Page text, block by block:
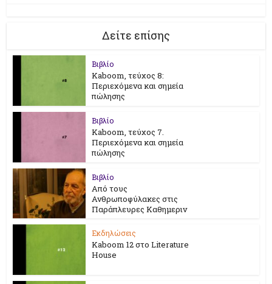
Δείτε επίσης
Βιβλίο
Kaboom, τεύχος 8:
Περιεχόμενα και σημεία
πώλησης
Βιβλίο
Kaboom, τεύχος 7.
Περιεχόμενα και σημεία
πώλησης
Βιβλίο
Από τους
Ανθρωποφύλακες στις
Παράπλευρες Καθημεριν
Εκδηλώσεις
Kaboom 12 στο Literature
House